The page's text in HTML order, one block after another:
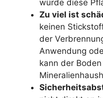
würde diese
Zu viel ist
keinen
der
Anwendung
kann der